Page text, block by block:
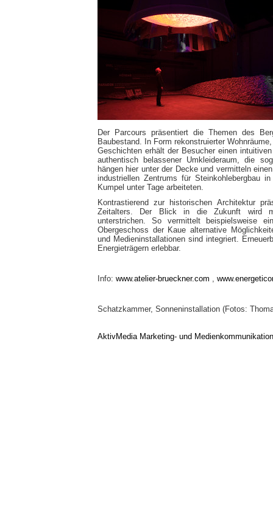
Der Parcours präsentiert die Themen des
Baubestand. In Form rekonstruierter
Geschichten erhält der Besucher einen
authentisch belassener Umkleideraum, die
hängen hier unter der Decke und vermitteln
industriellen Zentrums für Steinkohlebergbau
Kumpel unter Tage arbeiteten.
Kontrastierend zur historischen Architektur
Zeitalters. Der Blick in die Zukunft wird
unterstrichen. So vermittelt beispielsweise
Obergeschoss der Kaue alternative
und Medieninstallationen sind integriert.
Energieträgern erlebbar.
Info: www.atelier-brueckner.com ,
Schatzkammer, Sonneninstallation (Fotos:
AktivMedia Marketing- und